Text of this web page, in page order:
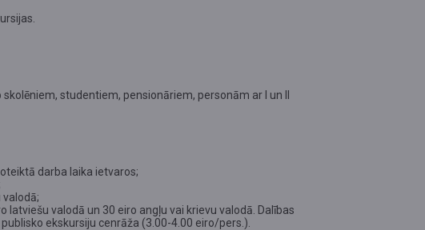
studentiem, pensionāriem, personām ar I un II
darba laika ietvaros;
valodā;
latviešu valodā un 30 eiro angļu vai krievu valodā. Dalības
ekskursiju cenrāža (3.00-4.00 eiro/pers.).